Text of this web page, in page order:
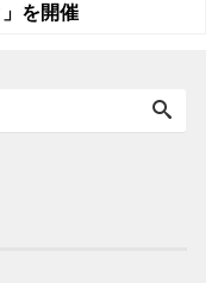
を開催